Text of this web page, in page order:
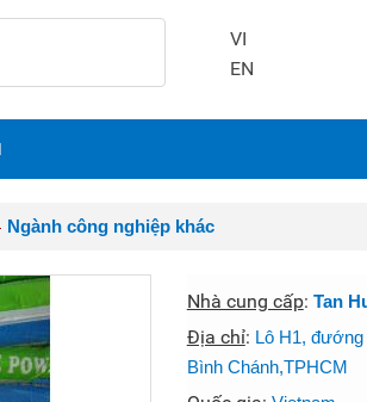
VI
EN
Ngành công nghiệp khác
Nhà cung cấp: Tan
Địa chỉ: Lô H1,
Bình Chánh,TPHCM